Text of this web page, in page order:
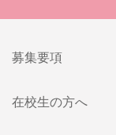
募集要項
在校生の方へ